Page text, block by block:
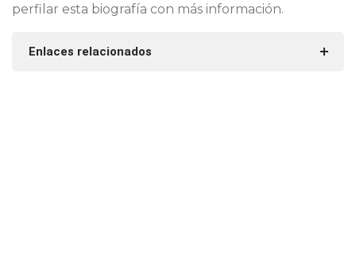
perfilar esta biografía con más información.
Enlaces relacionados